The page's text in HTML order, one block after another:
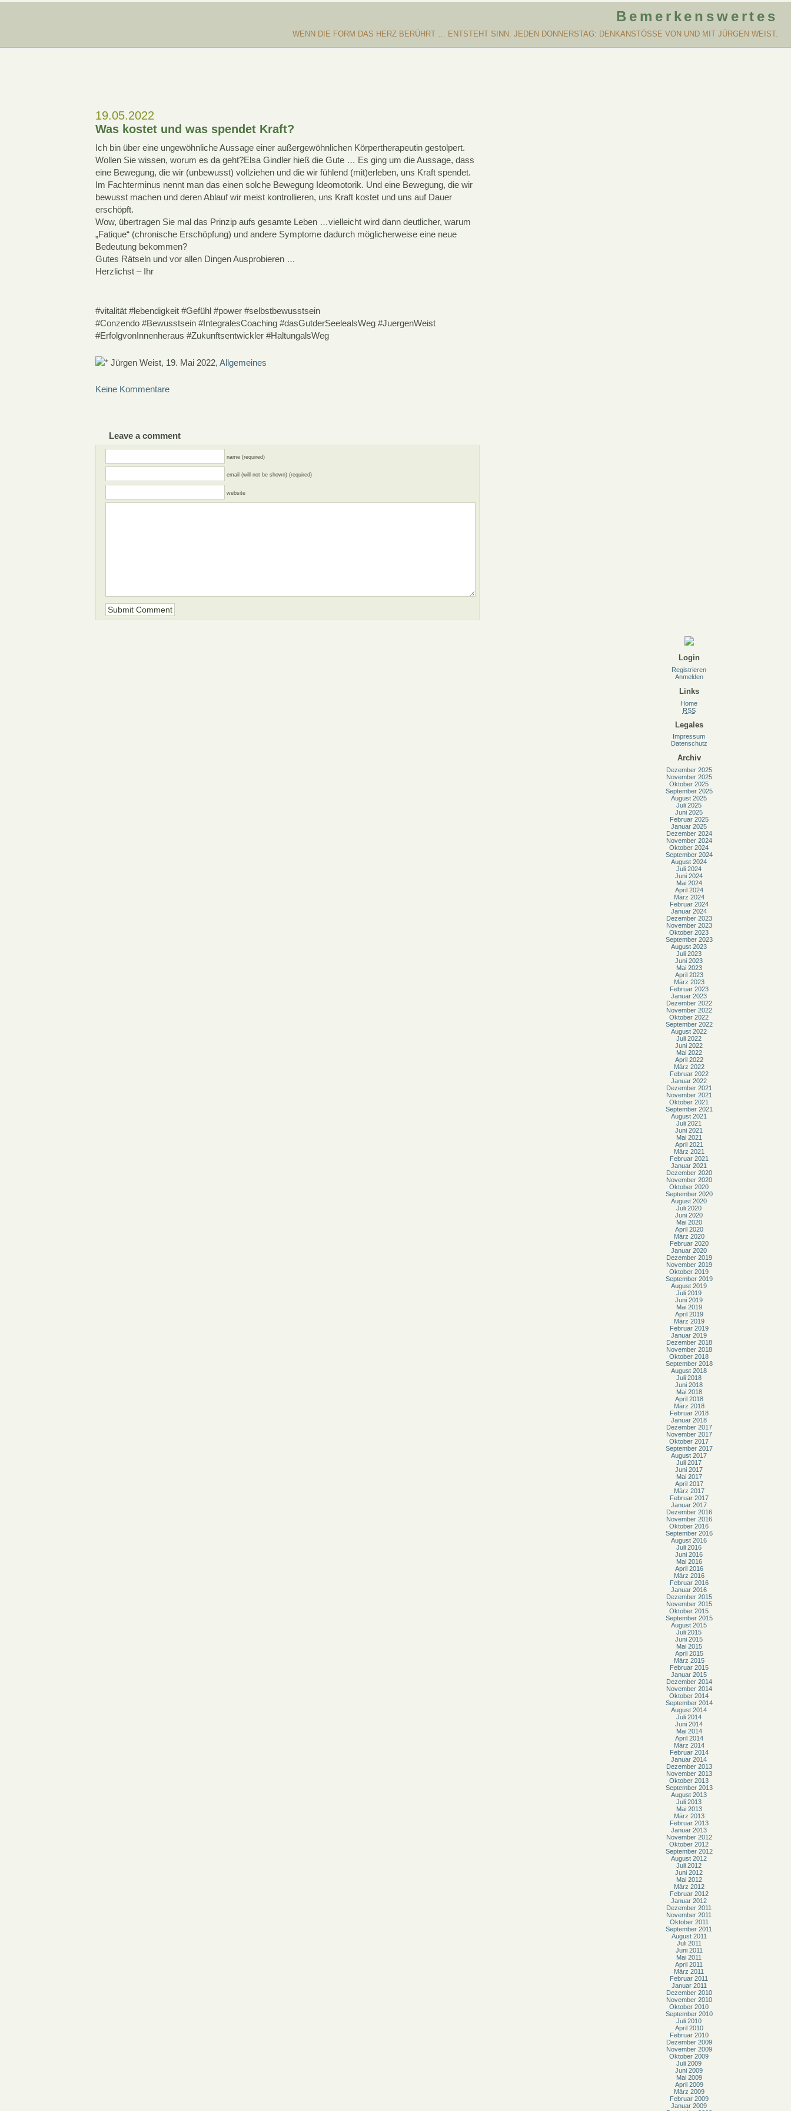
Bemerkenswertes
WENN DIE FORM DAS HERZ BERÜHRT … ENTSTEHT SINN. JEDEN DONNERSTAG: DENKANSTÖSSE VON UND MIT JÜRGEN WEIST.
19.05.2022
Was kostet und was spendet Kraft?
Ich bin über eine ungewöhnliche Aussage einer außergewöhnlichen Körpertherapeutin gestolpert.
Wollen Sie wissen, worum es da geht?Elsa Gindler hieß die Gute … Es ging um die Aussage, dass
eine Bewegung, die wir (unbewusst) vollziehen und die wir fühlend (mit)erleben, uns Kraft spendet.
Im Fachterminus nennt man das einen solche Bewegung Ideomotorik. Und eine Bewegung, die wir
bewusst machen und deren Ablauf wir meist kontrollieren, uns Kraft kostet und uns auf Dauer
erschöpft.
Wow, übertragen Sie mal das Prinzip aufs gesamte Leben …vielleicht wird dann deutlicher, warum
„Fatique“ (chronische Erschöpfung) und andere Symptome dadurch möglicherweise eine neue
Bedeutung bekommen?
Gutes Rätseln und vor allen Dingen Ausprobieren …
Herzlichst – Ihr
#vitalität #lebendigkeit #Gefühl #power #selbstbewusstsein
#Conzendo #Bewusstsein #IntegralesCoaching #dasGutderSeelealsWeg #JuergenWeist
#ErfolgvonInnenheraus #Zukunftsentwickler #HaltungalsWeg
Jürgen Weist, 19. Mai 2022, Allgemeines
Keine Kommentare
Leave a comment
name (required)
email (will not be shown) (required)
website
Login
Registrieren
Anmelden
Links
Home
RSS
Legales
Impressum
Datenschutz
Archiv
Dezember 2025
November 2025
Oktober 2025
September 2025
August 2025
Juli 2025
Juni 2025
Februar 2025
Januar 2025
Dezember 2024
November 2024
Oktober 2024
September 2024
August 2024
Juli 2024
Juni 2024
Mai 2024
April 2024
März 2024
Februar 2024
Januar 2024
Dezember 2023
November 2023
Oktober 2023
September 2023
August 2023
Juli 2023
Juni 2023
Mai 2023
April 2023
März 2023
Februar 2023
Januar 2023
Dezember 2022
November 2022
Oktober 2022
September 2022
August 2022
Juli 2022
Juni 2022
Mai 2022
April 2022
März 2022
Februar 2022
Januar 2022
Dezember 2021
November 2021
Oktober 2021
September 2021
August 2021
Juli 2021
Juni 2021
Mai 2021
April 2021
März 2021
Februar 2021
Januar 2021
Dezember 2020
November 2020
Oktober 2020
September 2020
August 2020
Juli 2020
Juni 2020
Mai 2020
April 2020
März 2020
Februar 2020
Januar 2020
Dezember 2019
November 2019
Oktober 2019
September 2019
August 2019
Juli 2019
Juni 2019
Mai 2019
April 2019
März 2019
Februar 2019
Januar 2019
Dezember 2018
November 2018
Oktober 2018
September 2018
August 2018
Juli 2018
Juni 2018
Mai 2018
April 2018
März 2018
Februar 2018
Januar 2018
Dezember 2017
November 2017
Oktober 2017
September 2017
August 2017
Juli 2017
Juni 2017
Mai 2017
April 2017
März 2017
Februar 2017
Januar 2017
Dezember 2016
November 2016
Oktober 2016
September 2016
August 2016
Juli 2016
Juni 2016
Mai 2016
April 2016
März 2016
Februar 2016
Januar 2016
Dezember 2015
November 2015
Oktober 2015
September 2015
August 2015
Juli 2015
Juni 2015
Mai 2015
April 2015
März 2015
Februar 2015
Januar 2015
Dezember 2014
November 2014
Oktober 2014
September 2014
August 2014
Juli 2014
Juni 2014
Mai 2014
April 2014
März 2014
Februar 2014
Januar 2014
Dezember 2013
November 2013
Oktober 2013
September 2013
August 2013
Juli 2013
Mai 2013
März 2013
Februar 2013
Januar 2013
November 2012
Oktober 2012
September 2012
August 2012
Juli 2012
Juni 2012
Mai 2012
März 2012
Februar 2012
Januar 2012
Dezember 2011
November 2011
Oktober 2011
September 2011
August 2011
Juli 2011
Juni 2011
Mai 2011
April 2011
März 2011
Februar 2011
Januar 2011
Dezember 2010
November 2010
Oktober 2010
September 2010
Juli 2010
April 2010
Februar 2010
Dezember 2009
November 2009
Oktober 2009
Juli 2009
Juni 2009
Mai 2009
April 2009
März 2009
Februar 2009
Januar 2009